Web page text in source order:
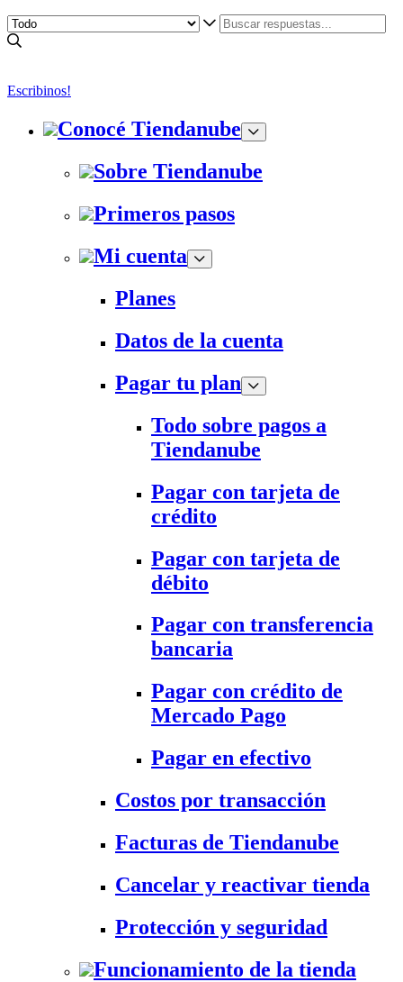
Escribinos!
Conocé Tiendanube
Sobre Tiendanube
Primeros pasos
Mi cuenta
Planes
Datos de la cuenta
Pagar tu plan
Todo sobre pagos a
Tiendanube
Pagar con tarjeta de
crédito
Pagar con tarjeta de
débito
Pagar con transferencia
bancaria
Pagar con crédito de
Mercado Pago
Pagar en efectivo
Costos por transacción
Facturas de Tiendanube
Cancelar y reactivar tienda
Protección y seguridad
Funcionamiento de la tienda